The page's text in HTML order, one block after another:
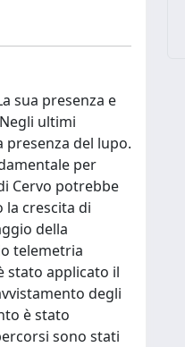
sua presenza e
ultimi
del lupo.
per
Cervo potrebbe
la crescita di
della
telemetria
stato applicato il
degli
è stato
sono stati